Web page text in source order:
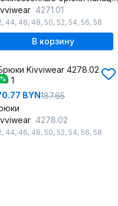
4271.01
, 44, 46, 48, 50, 52, 54, 56, 58
В корзину
BYN187.65
4278.02
, 44, 46, 48, 50, 52, 54, 56, 58